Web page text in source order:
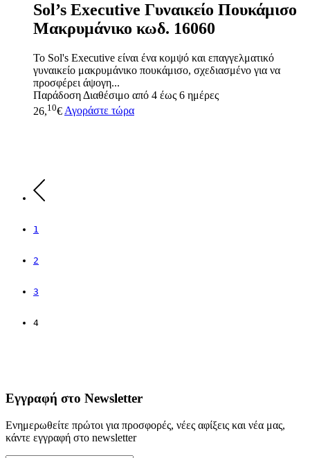
Sol’s Executive Γυναικείο Πουκάμισο
Μακρυμάνικο κωδ. 16060
Το Sol's Executive είναι ένα κομψό και επαγγελματικό
γυναικείο μακρυμάνικο πουκάμισο, σχεδιασμένο για να
προσφέρει άψογη...
Παράδοση Διαθέσιμο από 4 έως 6 ημέρες
26,10€Αγοράστε τώρα
1
2
3
4
Εγγραφή στο Newsletter
Ενημερωθείτε πρώτοι για προσφορές, νέες αφίξεις και νέα μας,
κάντε εγγραφή στο newsletter